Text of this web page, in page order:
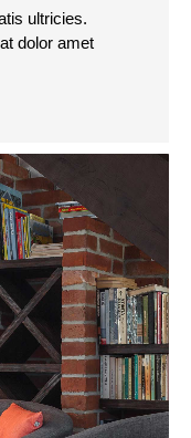
ultricies.
dolor amet